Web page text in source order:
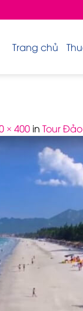
Trang chủ
× 400 in Tour